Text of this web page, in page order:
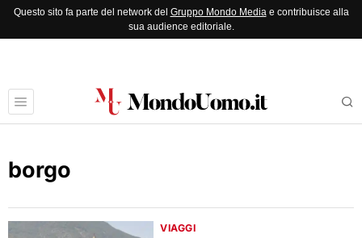
Questo sito fa parte del network del Gruppo Mondo Mediae contribuisce alla
sua audience editoriale.
borgo
VIAGGI